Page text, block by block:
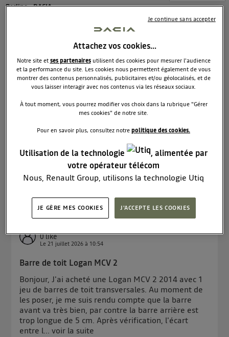
Berline - DACIA
Problème de luminosité sur autoradio Dacia Logan
II - 2015
Bonjour à tous, Je rencontre un problème avec
l'autoradio de ma Dacia Logan II essence de 2015.
s'atténue progressivement . Maintenant, elle est
illisible, mê...voir la suite
Lire les 3 réponses RÉPONDRE 0
0like
Le21 juillet 2026 à 10:54
Barre de toit Logan MCV 2
Bonjour, J'ai acheté une Logan MCV 2 2014 avec 1
jeu de barres de toit transversales. Au moment de
les poser, je me suis rendu compte que la barre
avant va très bien, par contre la barre arrière est
trop longue de 5 cm. Après vérification, l'écart
entre l...voir la suite
Attachez vos cookies…
Notre site etses partenairesutilisent des cookies pour mesurer l'audience
et la performance du site. Les cookies nous permettent également de vous
montrer des contenus personnalisés, publicitaires et/ou géolocalisés, et de
vous laisser interagir avec nos contenus via les réseaux sociaux.
À tout moment, vous pourrez modifier vos choix dans la rubrique "Gérer
mes cookies" de notre site.
Pour en savoir plus, consultez notrepolitique des cookies.
Utilisation de la technologie
, alimentée par
votre opérateur télécom
Nous, Renault Group, utilisons la technologie Utiq
cette notice de consentement) et liées à votre
télécom participant
La technologie Utiq a été conçue pour la protection
de vos données personnelles en vous offrant choix et
contrôle.
Elle utilise un identifiant créé par votre opérateur
télécom basé sur votre adresse IP et une référence
de votre contrat internet (ex : votre numéro de
JE GÈRE MES COOKIES J'ACCEPTE LES COOKIES
Je continue sans accepter